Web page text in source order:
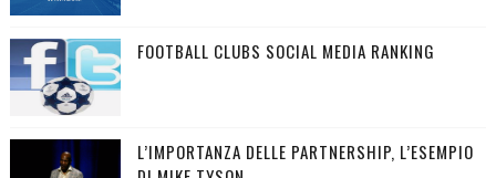
FOOTBALL CLUBS SOCIAL MEDIA RANKING
L’IMPORTANZA DELLE PARTNERSHIP, L’ESEMPIO